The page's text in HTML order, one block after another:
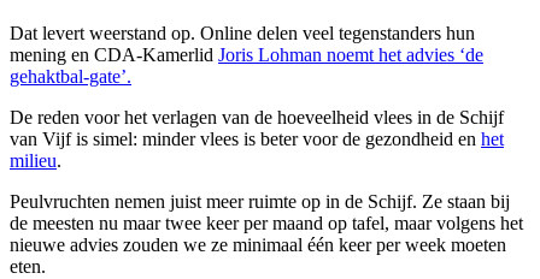
Dat levert weerstand op. Online delen veel tegenstanders hun
mening en CDA-Kamerlid Joris Lohman noemt het advies ‘de
gehaktbal-gate’.
De reden voor het verlagen van de hoeveelheid vlees in de Schijf
van Vijf is simel: minder vlees is beter voor de gezondheid en het
milieu.
Peulvruchten nemen juist meer ruimte op in de Schijf. Ze staan bij
de meesten nu maar twee keer per maand op tafel, maar volgens het
nieuwe advies zouden we ze minimaal één keer per week moeten
eten.